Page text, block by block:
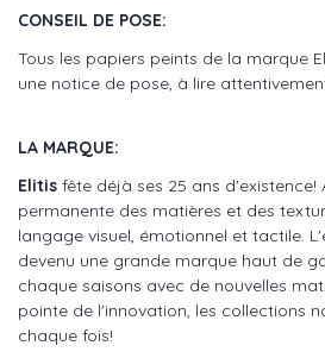
CONSEIL DE POSE:
Tous les papiers peints de la marque
une notice de pose, à lire
LA MARQUE:
Elitis fête déjà ses 25 ans d'existence!
permanente des matières et des
langage visuel, émotionnel et tactile.
devenu une grande marque haut de
chaque saisons avec de nouvelles
pointe de l'innovation, les collections
chaque fois!